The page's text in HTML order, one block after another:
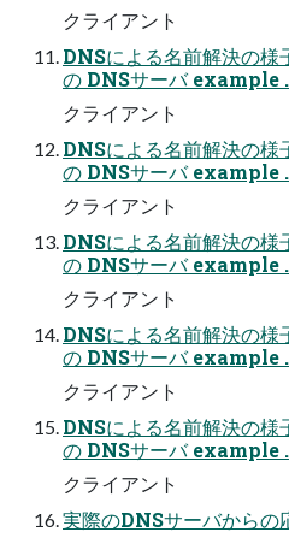
クライアント
DNSによる名前解決の
の DNSサーバ example
クライアント
DNSによる名前解決の
の DNSサーバ example
クライアント
DNSによる名前解決の
の DNSサーバ example
クライアント
DNSによる名前解決の
の DNSサーバ example
クライアント
DNSによる名前解決の
の DNSサーバ example
クライアント
実際のDNSサーバからの